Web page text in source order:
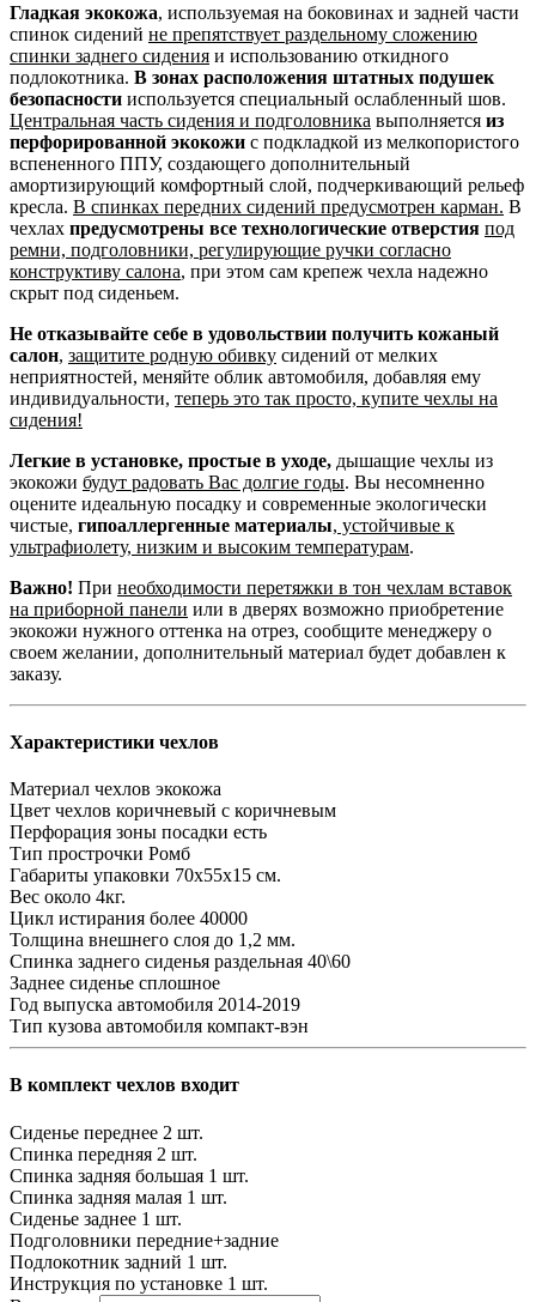
Гладкая экокожа, используемая на боковинах и задней части
спинок сидений не препятствует раздельному сложению
спинки заднего сидения и использованию откидного
подлокотника. В зонах расположения штатных подушек
безопасности используется специальный ослабленный шов.
Центральная часть сидения и подголовника выполняется из
перфорированной экокожи с подкладкой из мелкопористого
вспененного ППУ, создающего дополнительный
амортизирующий комфортный слой, подчеркивающий рельеф
кресла. В спинках передних сидений предусмотрен карман. В
чехлах предусмотрены все технологические отверстия под
ремни, подголовники, регулирующие ручки согласно
конструктиву салона, при этом сам крепеж чехла надежно
скрыт под сиденьем.
Не отказывайте себе в удовольствии получить кожаный
салон, защитите родную обивку сидений от мелких
неприятностей, меняйте облик автомобиля, добавляя ему
индивидуальности, теперь это так просто, купите чехлы на
сидения!
Легкие в установке, простые в уходе, дышащие чехлы из
экокожи будут радовать Вас долгие годы. Вы несомненно
оцените идеальную посадку и современные экологически
чистые, гипоаллергенные материалы, устойчивые к
ультрафиолету, низким и высоким температурам.
Важно! При необходимости перетяжки в тон чехлам вставок
на приборной панели или в дверях возможно приобретение
экокожи нужного оттенка на отрез, сообщите менеджеру о
своем желании, дополнительный материал будет добавлен к
заказу.
Характеристики чехлов
Материал чехлов экокожа
Цвет чехлов коричневый с коричневым
Перфорация зоны посадки есть
Тип прострочки Ромб
Габариты упаковки 70х55х15 см.
Вес около 4кг.
Цикл истирания более 40000
Толщина внешнего слоя до 1,2 мм.
Спинка заднего сиденья раздельная 40\60
Заднее сиденье сплошное
Год выпуска автомобиля 2014-2019
Тип кузова автомобиля компакт-вэн
В комплект чехлов входит
Сиденье переднее 2 шт.
Спинка передняя 2 шт.
Спинка задняя большая 1 шт.
Спинка задняя малая 1 шт.
Сиденье заднее 1 шт.
Подголовники передние+задние
Подлокотник задний 1 шт.
Инструкция по установке 1 шт.